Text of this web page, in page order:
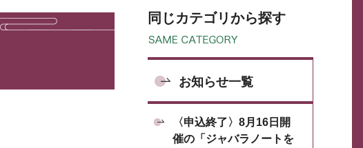
同じカテゴリから探す
お知らせ一覧
〈申込終了〉8月16日開
催の「ジャバラノートを